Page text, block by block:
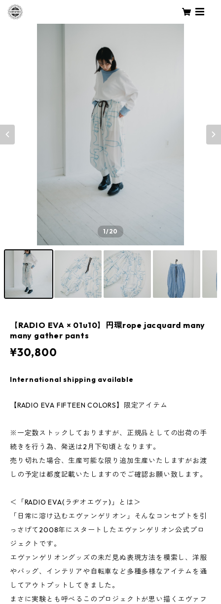
1/20
【RADIO EVA × 01u10】円環rope jacquard many
many gather pants
¥30,800
International shipping available
【RADIO EVA FIFTEEN COLORS】限定アイテム
※一定数ストックしておりますが、正規品としての出荷の手
続きを行う為、発送は2月下旬頃となります。
売り切れた場合、生産可能な限り追加生産いたしますがお渡
しの予定は都度記載いたしますのでご確認お願い致します。
＜「RADIO EVA(ラヂオエヴァ)」とは＞
「日常に溶け込むエヴァンゲリオン」そんなコンセプトを引
っさげて2008年にスタートしたエヴァンゲリオン公式プロ
ジェクトです。
エヴァンゲリオングッズの未だ見ぬ表現方法を模索し、洋服
やバッグ、インテリアや自転車など多種多様なアイテムを通
してアウトプットしてきました。
まさに実験とも呼べるこのプロジェクトが思い描くエヴァフ